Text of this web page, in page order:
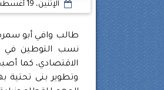
الإثنين، 19 أغسطس 2024
طالب وافي أبو
نسب التوطين في
الاقتصادي، كما
وتطوير بنى تحتية